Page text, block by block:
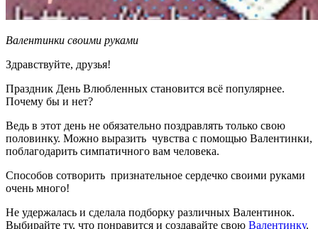
Валентинки своими руками
Здравствуйте, друзья!
Праздник День Влюбленных становится всё популярнее.
Почему бы и нет?
Ведь в этот день не обязательно поздравлять только свою
половинку. Можно выразить чувства с помощью Валентинки,
поблагодарить симпатичного вам человека.
Способов сотворить признательное сердечко своими руками
очень много!
Не удержалась и сделала подборку различных Валентинок.
Выбирайте ту, что понравится и создавайте свою Валентинку.